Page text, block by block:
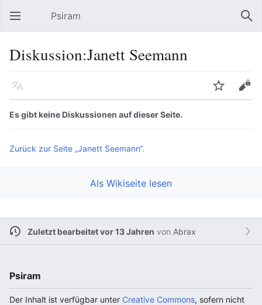
Hauptmenü öffnen Psiram
Diskussion:Janett Seemann
Sprache Beobachten Bearbeiten
Es gibt keine Diskussionen auf dieser Seite.
Zurück zur Seite „Janett Seemann“.
Als Wikiseite lesen
Zuletzt bearbeitet vor 13 Jahren von Abrax
Psiram
Der Inhalt ist verfügbar unter Creative Commons, sofern nicht